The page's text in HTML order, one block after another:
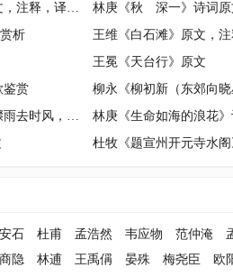
黄庭坚《次元明韵寄子由》原文，注释，译文，赏析
林庚《秋 深一》诗词原
析
王维《白石滩》原文，
王冕《天台行》原文
鉴赏
吴淮生《往事钩沉忆贤亮来时骤雨去时风，落花飘萍偶相逢。》诗文集赏析
林庚《生命如海的浪花
石 杜甫 孟浩然 韦应物 范仲淹
隐 林逋 王禹偁 晏殊 梅尧臣 欧